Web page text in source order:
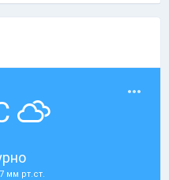
мм рт.ст.